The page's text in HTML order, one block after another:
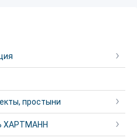
простыни
ХАРТМАНН